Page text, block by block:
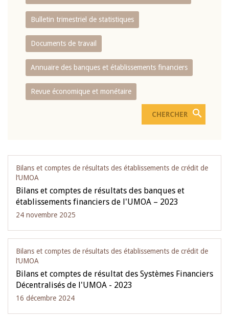
Bulletin trimestriel de statistiques
Documents de travail
Annuaire des banques et établissements financiers
Revue économique et monétaire
Bilans et comptes de résultats des établissements de crédit de
l‘UMOA
Bilans et comptes de résultats des banques et
établissements financiers de l'UMOA – 2023
24 novembre 2025
Bilans et comptes de résultats des établissements de crédit de
l‘UMOA
Bilans et comptes de résultat des Systèmes Financiers
Décentralisés de l'UMOA - 2023
16 décembre 2024